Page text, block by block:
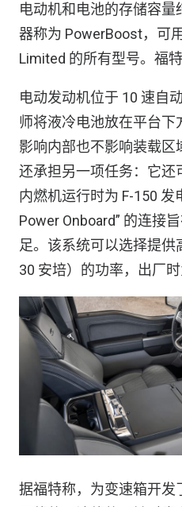
电动机和电池的存储容量
器称为 PowerBoost，可
Limited 的所有型号。福
电动发动机位于 10 速自
师将液冷电池放在平台
影响内部也不影响装载
还承担另一项任务：它还
内燃机运行时为 F-150 发
Power Onboard” 的连接
足。该系统可以选择提供
30 安培）的功率，出厂时
据福特称，为变速箱开发